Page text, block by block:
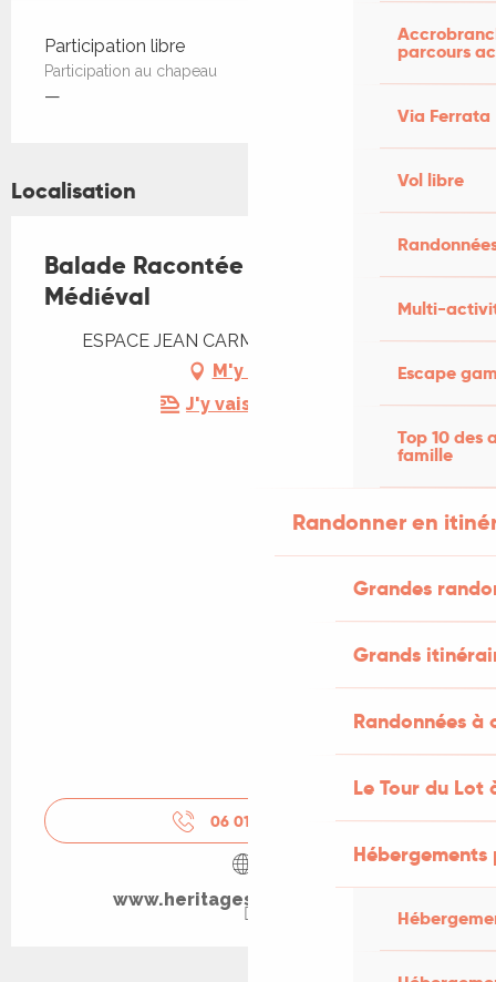
parcours
Via Ferrata
Vol libre
Multi-
Escape
Top 10 des
famille
Randonner en
Grandes
Grands
Randonnées
Le Tour du Lot
Tarifs 2026
Participation libre
Participation au chapeau
—
Localisation
Balade Racontée du Vigan
Médiéval
ESPACE JEAN CARMET, 46300 Le Vigan
M'y rendre
J'y vais en train !
06 01 55 34
www.heritagesdusenechal.fr